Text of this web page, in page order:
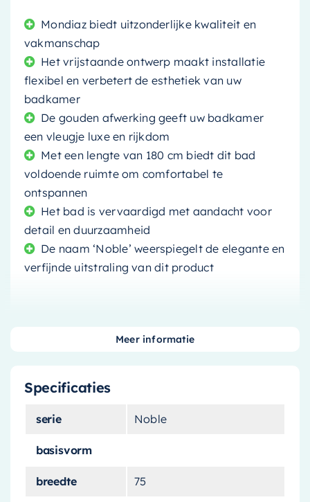
Mondiaz biedt uitzonderlijke kwaliteit en
vakmanschap
Het vrijstaande ontwerp maakt installatie
flexibel en verbetert de esthetiek van uw
badkamer
De gouden afwerking geeft uw badkamer
een vleugje luxe en rijkdom
Met een lengte van 180 cm biedt dit bad
voldoende ruimte om comfortabel te
ontspannen
Het bad is vervaardigd met aandacht voor
detail en duurzaamheid
De naam ‘Noble’ weerspiegelt de elegante en
verfijnde uitstraling van dit product
vanMondiaz. Dit bad, genaamd
zeker op naar zijn naam met zijn verfijnde
de perfecte keuze voor degenen die hun
en ontspannende ruimte.
Specificaties
serie Noble
basisvorm
breedte 75
Meer informatie